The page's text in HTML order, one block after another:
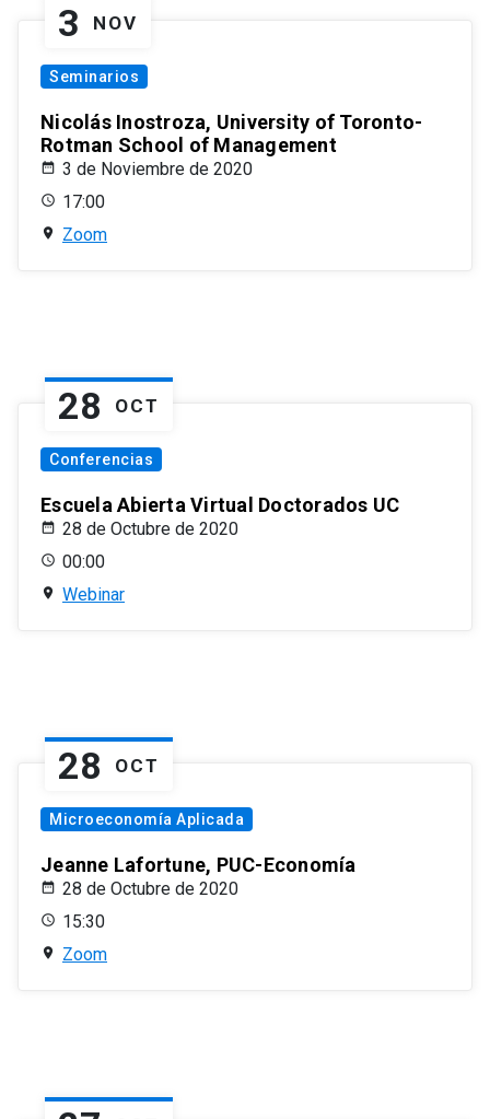
3 NOV
Seminarios
Nicolás Inostroza, University of Toronto-
Rotman School of Management
3 de Noviembre de 2020
17:00
Zoom
28 OCT
Conferencias
Escuela Abierta Virtual Doctorados UC
28 de Octubre de 2020
00:00
Webinar
28 OCT
Microeconomía Aplicada
Jeanne Lafortune, PUC-Economía
28 de Octubre de 2020
15:30
Zoom